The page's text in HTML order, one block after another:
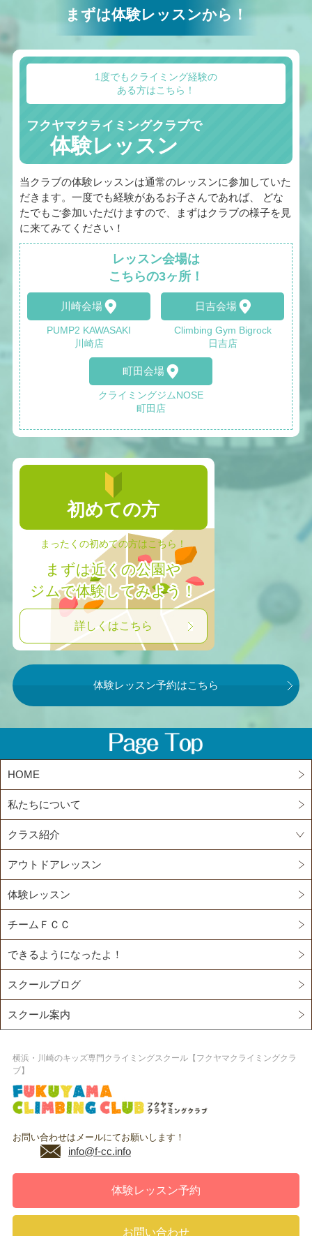
まずは体験レッスンから！
1度でもクライミング経験の
ある方はこちら！
フクヤマクライミングクラブで
体験レッスン
当クラブの体験レッスンは通常のレッスンに参加していた
だきます。一度でも経験があるお子さんであれば、 どな
たでもご参加いただけますので、まずはクラブの様子を見
に来てみてください！
レッスン会場は
こちらの3ヶ所！
川崎会場
PUMP2 KAWASAKI
川崎店
日吉会場
Climbing Gym Bigrock
日吉店
町田会場
クライミングジムNOSE
町田店
初めての方
まったくの初めての方はこちら！
まずは近くの公園や
ジムで体験してみよう！
詳しくはこちら
体験レッスン予約はこちら
HOME
私たちについて
クラス紹介
アウトドアレッスン
体験レッスン
チームＦＣＣ
できるようになったよ！
スクールブログ
スクール案内
横浜・川崎のキッズ専門クライミングスクール【フクヤマクライミングクラ
ブ】
お問い合わせはメールにてお願いします！
info@f-cc.info
体験レッスン予約
お問い合わせ